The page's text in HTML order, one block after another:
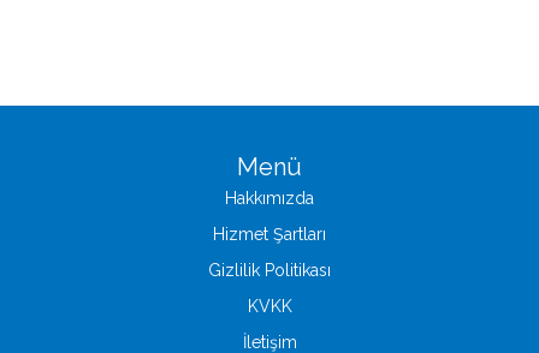
Menü
Hakkımızda
Hizmet Şartları
Gizlilik Politikası
KVKK
İletişim